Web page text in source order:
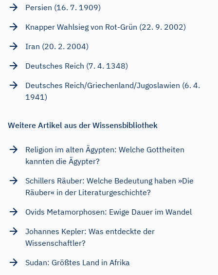
Persien (16. 7. 1909)
Knapper Wahlsieg von Rot-Grün (22. 9. 2002)
Iran (20. 2. 2004)
Deutsches Reich (7. 4. 1348)
Deutsches Reich/Griechenland/Jugoslawien (6. 4.
1941)
Weitere Artikel aus der Wissensbibliothek
Religion im alten Ägypten: Welche Gottheiten
kannten die Ägypter?
Schillers Räuber: Welche Bedeutung haben »Die
Räuber« in der Literaturgeschichte?
Ovids Metamorphosen: Ewige Dauer im Wandel
Johannes Kepler: Was entdeckte der
Wissenschaftler?
Sudan: Größtes Land in Afrika